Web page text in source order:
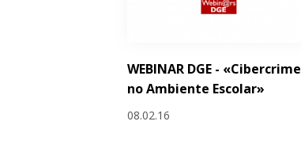
WEBINAR DGE - «Cibercrime
no Ambiente Escolar»
08.02.16